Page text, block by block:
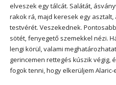
elveszek egy tálcát. Salátát,
rakok rá, majd keresek egy
testvérét. Veszekednek.
sötét, fenyegető szemekkel nézi.
lengi körül, valami
gerincemen rettegés kúszik végig,
fogok tenni, hogy elkerüljem Alaric-